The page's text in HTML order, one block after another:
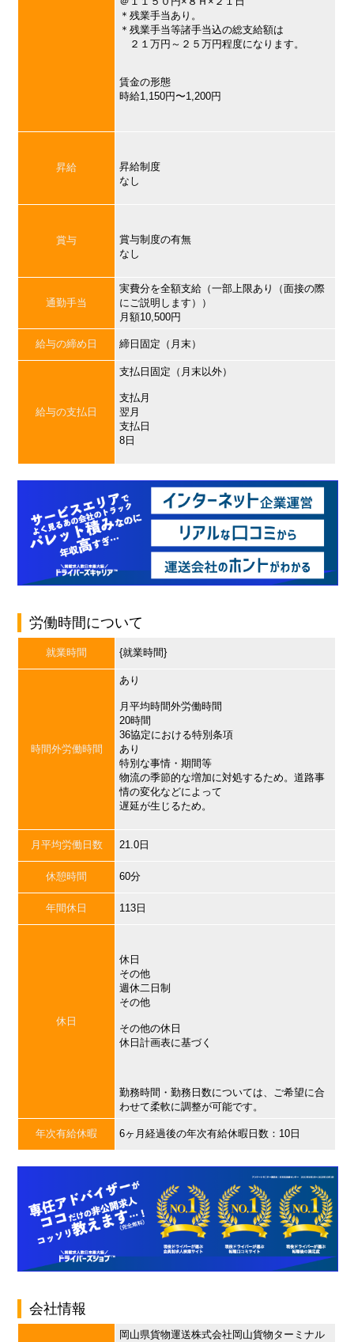
＊残業手当あり。
＊残業手当等諸手当込の総支給額は
２１万円～２５万円程度になります。
賃金の形態
時給1,150円〜1,200円
昇給
昇給制度
なし
賞与
賞与制度の有無
なし
通勤手当
実費分を全額支給（一部上限あり（面接の際
にご説明します））
月額10,500円
給与の締め日 締日固定（月末）
給与の支払日
支払日固定（月末以外）
支払月
翌月
支払日
8日
労働時間について
就業時間 {就業時間}
時間外労働時間
あり
月平均時間外労働時間
20時間
36協定における特別条項
あり
特別な事情・期間等
物流の季節的な増加に対処するため。道路事
情の変化などによって
遅延が生じるため。
月平均労働日数 21.0日
休憩時間 60分
年間休日 113日
休日
休日
その他
週休二日制
その他
その他の休日
休日計画表に基づく
勤務時間・勤務日数については、ご希望に合
わせて柔軟に調整が可能です。
年次有給休暇 6ヶ月経過後の年次有給休暇日数：10日
会社情報
岡山県貨物運送株式会社岡山貨物ターミナル